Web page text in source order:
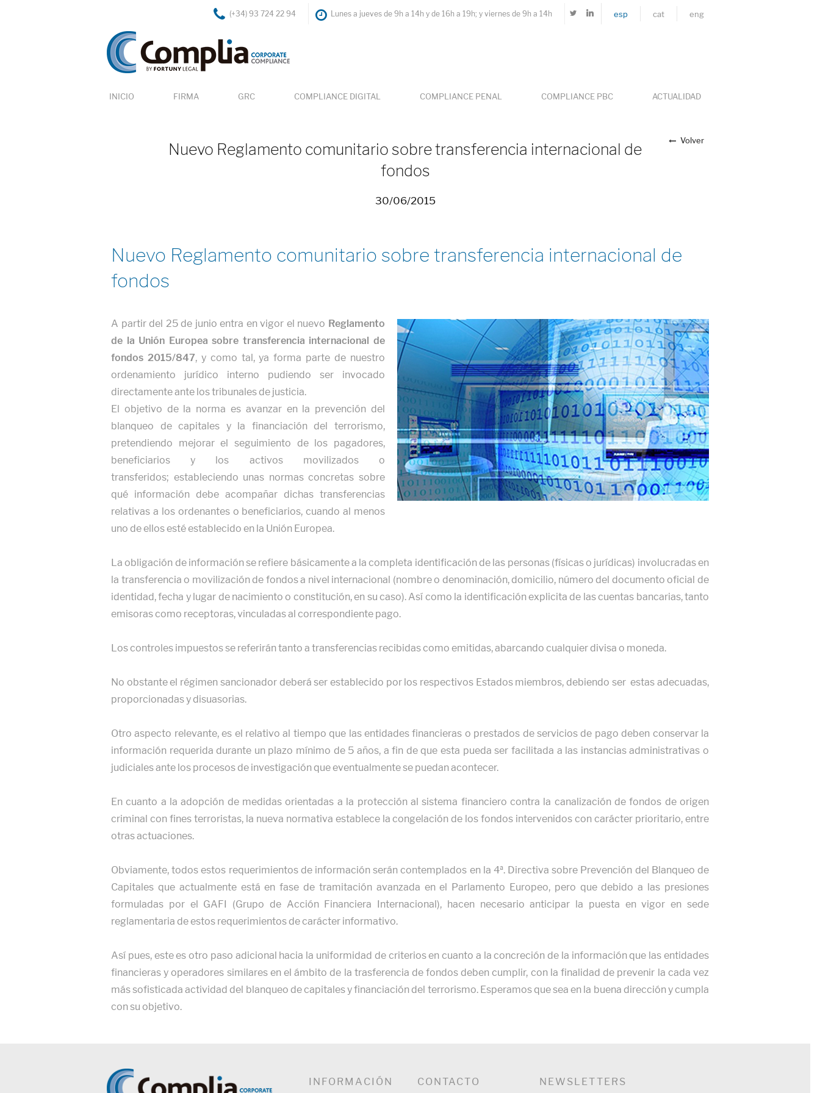
esp cat eng
(+34) 93 724 22 94 Lunes a jueves de 9h a 14h y de 16h a 19h; y viernes de 9h a 14h
INICIO FIRMA GRC COMPLIANCE DIGITAL COMPLIANCE PENAL COMPLIANCE PBC ACTUALIDAD
Volver
Nuevo Reglamento comunitario sobre transferencia internacional de
fondos
30/06/2015
Nuevo Reglamento comunitario sobre transferencia internacional de
fondos
A partir del 25 de junio entra en vigor el nuevo Reglamento
de la Unión Europea sobre transferencia internacional de
fondos 2015/847, y como tal, ya forma parte de nuestro
ordenamiento jurídico interno pudiendo ser invocado
directamente ante los tribunales de justicia.
El objetivo de la norma es avanzar en la prevención del
blanqueo de capitales y la financiación del terrorismo,
pretendiendo mejorar el seguimiento de los pagadores,
beneficiarios y los activos movilizados o
transferidos; estableciendo unas normas concretas sobre
qué información debe acompañar dichas transferencias
relativas a los ordenantes o beneficiarios, cuando al menos
uno de ellos esté establecido en la Unión Europea.
La obligación de información se refiere básicamente a la completa identificación de las personas (físicas o jurídicas) involucradas en
la transferencia o movilización de fondos a nivel internacional (nombre o denominación, domicilio, número del documento oficial de
identidad, fecha y lugar de nacimiento o constitución, en su caso). Así como la identificación explicita de las cuentas bancarias, tanto
emisoras como receptoras, vinculadas al correspondiente pago.
Los controles impuestos se referirán tanto a transferencias recibidas como emitidas, abarcando cualquier divisa o moneda.
No obstante el régimen sancionador deberá ser establecido por los respectivos Estados miembros, debiendo ser estas adecuadas,
proporcionadas y disuasorias.
Otro aspecto relevante, es el relativo al tiempo que las entidades financieras o prestados de servicios de pago deben conservar la
información requerida durante un plazo mínimo de 5 años, a fin de que esta pueda ser facilitada a las instancias administrativas o
judiciales ante los procesos de investigación que eventualmente se puedan acontecer.
En cuanto a la adopción de medidas orientadas a la protección al sistema financiero contra la canalización de fondos de origen
criminal con fines terroristas, la nueva normativa establece la congelación de los fondos intervenidos con carácter prioritario, entre
otras actuaciones.
Obviamente, todos estos requerimientos de información serán contemplados en la 4ª. Directiva sobre Prevención del Blanqueo de
Capitales que actualmente está en fase de tramitación avanzada en el Parlamento Europeo, pero que debido a las presiones
formuladas por el GAFI (Grupo de Acción Financiera Internacional), hacen necesario anticipar la puesta en vigor en sede
reglamentaria de estos requerimientos de carácter informativo.
Así pues, este es otro paso adicional hacia la uniformidad de criterios en cuanto a la concreción de la información que las entidades
financieras y operadores similares en el ámbito de la trasferencia de fondos deben cumplir, con la finalidad de prevenir la cada vez
más sofisticada actividad del blanqueo de capitales y financiación del terrorismo. Esperamos que sea en la buena dirección y cumpla
con su objetivo.
INFORMACIÓN CONTACTO NEWSLETTERS